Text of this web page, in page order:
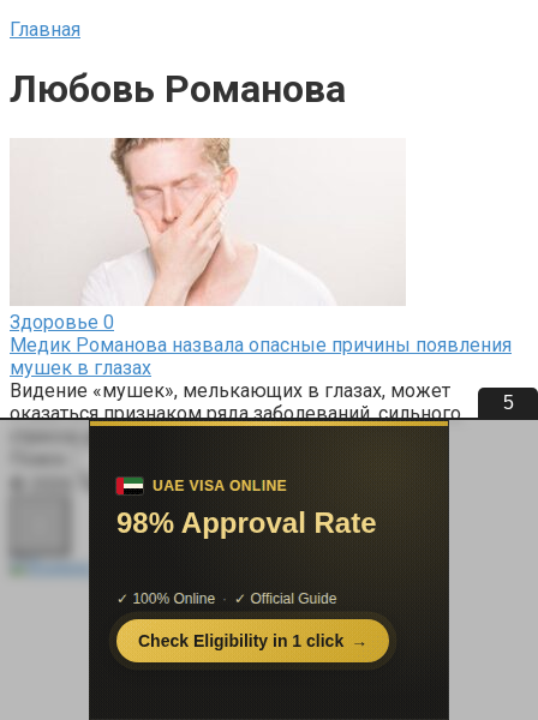
5
Главная
Любовь Романова
Здоровье 0
Медик Романова назвала опасные причины появления
мушек в глазах
Видение «мушек», мелькающих в глазах, может
оказаться признаком ряда заболеваний, сильного
© 2026 Терапевт Плюс